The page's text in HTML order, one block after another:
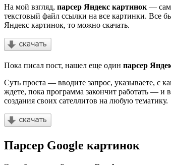
На мой взгляд, парсер Яндекс картинок —
текстовый файл ссылки на все картинки. Все
Яндекс картинок, то можно скачать.
Пока писал пост, нашел еще один парсер
Суть проста — вводите запрос, указываете, с
ждете, пока программа закончит работать — и
создания своих сателлитов на любую тематику.
Парсер Google картинок